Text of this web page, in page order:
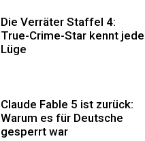
Die Verräter Staffel 4:
True-Crime-Star kennt jede
Lüge
Claude Fable 5 ist zurück:
Warum es für Deutsche
gesperrt war